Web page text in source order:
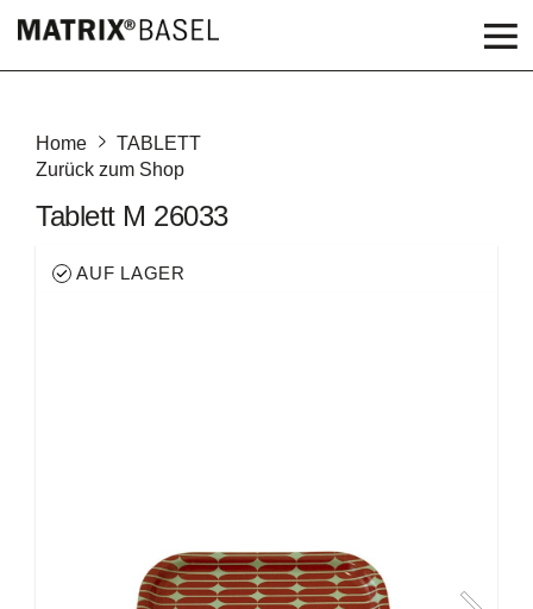
Home
TABLETT
Zurück zum Shop
Tablett M 26033
AUF LAGER